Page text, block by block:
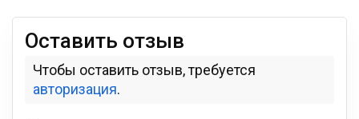
Оставить отзыв
Чтобы оставить отзыв, требуется
авторизация.